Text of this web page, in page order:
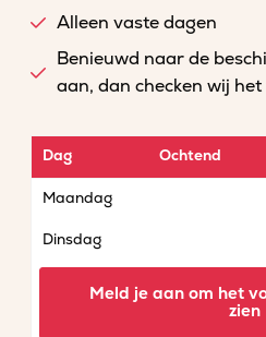
Alleen vaste dagen
Benieuwd naar de
aan, dan checken wij
Dag Ochtend
Maandag
Dinsdag
Meld je aan om het
zien